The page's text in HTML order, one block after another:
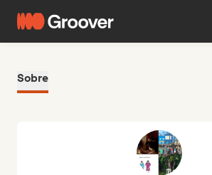
Sobre